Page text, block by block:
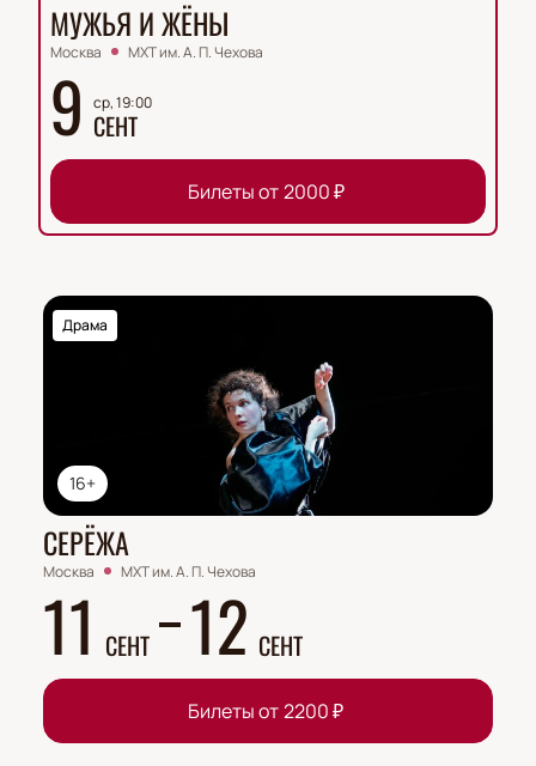
МУЖЬЯ И ЖЁНЫ
Москва МХТ им. А. П. Чехова
9 ср, 19:00
СЕНТ
Билеты от 2000₽
16+
Драма
СЕРЁЖА
Москва МХТ им. А. П. Чехова
11 СЕНТ 12 СЕНТ
Билеты от2200₽